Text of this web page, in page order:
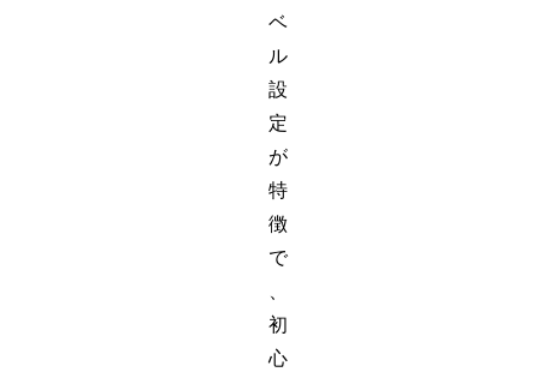
ベ
ル
設
定
が
特
徴
で
初
心